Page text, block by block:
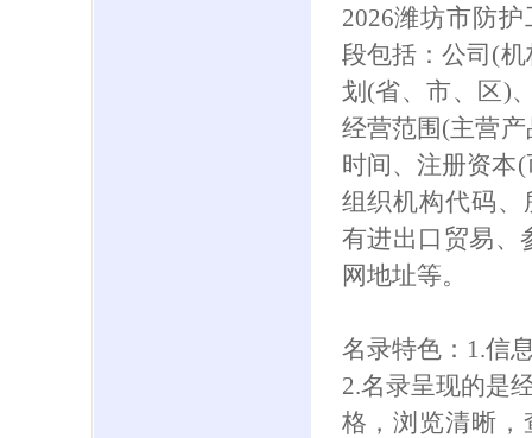
2026潍坊市防
段包括：公司(
划(省、市、区)
经营范围(主营
时间、注册资本
组织机构代码
有进出口贸易、
网地址等。
名录特色：1.信
2.名录呈现的是
格，浏览清晰